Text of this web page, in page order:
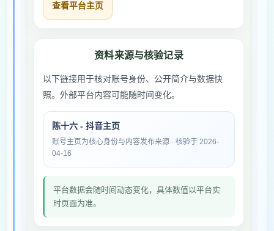
查看平台主页
资料来源与核验记录
以下链接用于核对账号身份、公开简介与数据快
照。外部平台内容可能随时间变化。
陈十六 - 抖音主页
账号主页为核心身份与内容发布来源 · 核验于 2026-
04-16
平台数据会随时间动态变化，具体数值以平台实
时页面为准。